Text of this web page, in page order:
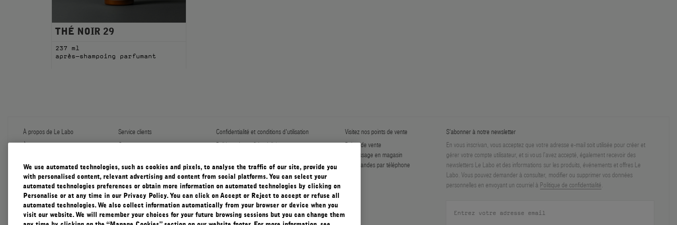
THÉ NOIR 29
237 ml
après-shampoing parfumant
À propos de Le Labo
À propos
Échantillons
Le Journal
Notre Impact
Pratiques Responsables
Accessibility View
Service clients
Contactez-nous
FAQ
Garantie diffuser
Cadeaux d'entreprise
Confidentialité et conditions d'utilisation
Politique de confidentialité
Conditions générales
Conditions générales de vente
Visitez nos points de vente
Points de vente
Ramassage en magasin
Commandes par téléphone
S'abonner à notre newsletter
En vous inscrivan, vous acceptez que votre adresse e-mail soit utilisée pour créer et
gérer votre compte utilisateur, et si vous l’avez accepté, également recevoir des
newsletters Le Labo et des informations sur les produits, événements et offres Le
Labo. Vous pouvez demander à consulter, modifier ou supprimer vos données
personnelles en envoyant un courriel à Politique de confidentialité.
We use automated technologies, such as cookies and pixels, to analyse the traffic of our site, provide you
with personalised content, relevant advertising and content from social platforms. You can select your
automated technologies preferences or obtain more information on automated technologies by clicking on
Personalise or at any time in our Privacy Policy. You can click on Accept or Reject to accept or refuse all
automated technologies. We also collect information automatically from your browser or device when you
visit our website. We will remember your choices for your future browsing sessions but you can change them